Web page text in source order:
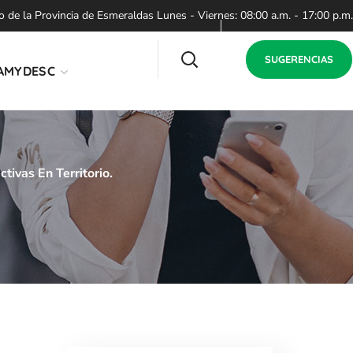
la Provincia de Esmeraldas Lunes - Viernes: 08:00 a.m. - 17:00 p.m.
SUGERENCIAS
En Territorio.